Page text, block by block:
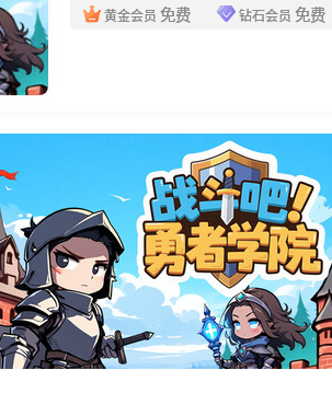
黄金会员 免费 钻石会员 免费